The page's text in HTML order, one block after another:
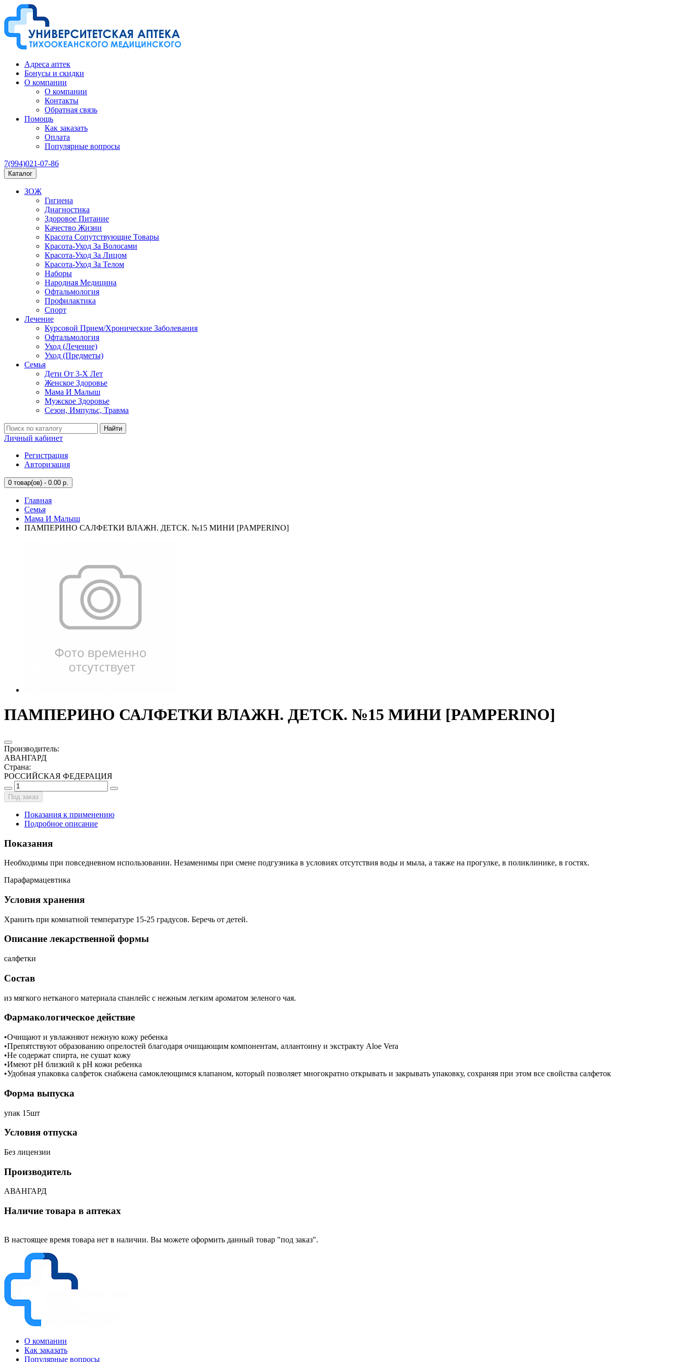
Адреса аптек
Бонусы и скидки
О компании
О компании
Контакты
Обратная связь
Помощь
Как заказать
Оплата
Популярные вопросы
7(994)021-07-86
Каталог
ЗОЖ
Гигиена
Диагностика
Здоровое Питание
Качество Жизни
Красота Сопутствующие Товары
Красота-Уход За Волосами
Красота-Уход За Лицом
Красота-Уход За Телом
Наборы
Народная Медицина
Офтальмология
Профилактика
Спорт
Лечение
Курсовой Прием/Хронические Заболевания
Офтальмология
Уход (Лечение)
Уход (Предметы)
Семья
Дети От 3-Х Лет
Женское Здоровье
Мама И Малыш
Мужское Здоровье
Сезон, Импульс, Травма
Найти
Личный кабинет
Регистрация
Авторизация
0 товар(ов) - 0.00 р.
Главная
Семья
Мама И Малыш
ПАМПЕРИНО САЛФЕТКИ ВЛАЖН. ДЕТСК. №15 МИНИ [PAMPERINO]
ПАМПЕРИНО САЛФЕТКИ ВЛАЖН. ДЕТСК. №15 МИНИ [PAMPERINO]
Производитель:
АВАНГАРД
Страна:
РОССИЙСКАЯ ФЕДЕРАЦИЯ
Под заказ
Показания к применению
Подробное описание
Показания
Необходимы при повседневном использовании. Незаменимы при смене подгузника в условиях отсутствия воды и мыла, а также на прогулке, в поликлинике, в гостях.
Парафармацевтика
Условия хранения
Хранить при комнатной температуре 15-25 градусов. Беречь от детей.
Описание лекарственной формы
салфетки
Состав
из мягкого нетканого материала спанлейс с нежным легким ароматом зеленого чая.
Фармакологическое действие
•Очищают и увлажняют нежную кожу ребенка
•Препятствуют образованию опрелостей благодаря очищающим компонентам, аллантоину и экстракту Aloe Vera
•Не содержат спирта, не сушат кожу
•Имеют pH близкий к pH кожи ребенка
•Удобная упаковка салфеток снабжена самоклеющимся клапаном, который позволяет многократно открывать и закрывать упаковку, сохраняя при этом все свойства салфеток
Форма выпуска
упак 15шт
Условия отпуска
Без лицензии
Производитель
АВАНГАРД
Наличие товара в аптеках
В настоящее время товара нет в наличии. Вы можете оформить данный товар "под заказ".
О компании
Как заказать
Популярные вопросы